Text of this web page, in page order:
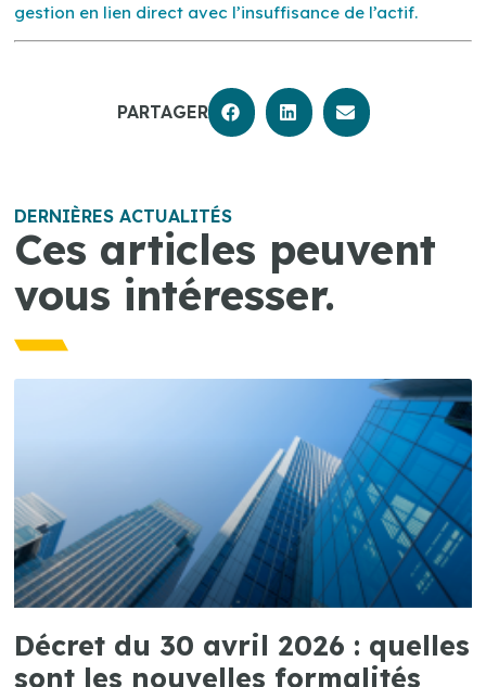
gestion en lien direct avec l’insuffisance de l’actif.
PARTAGER
DERNIÈRES ACTUALITÉS
Ces articles peuvent
vous intéresser.
Décret du 30 avril 2026 : quelles
sont les nouvelles formalités